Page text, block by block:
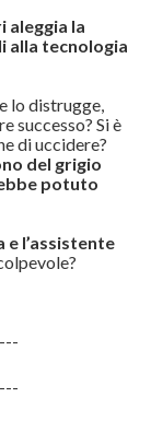
aleggia la
alla tecnologia
e lo distrugge,
successo? Si è
di uccidere?
del grigio
potuto
l’assistente